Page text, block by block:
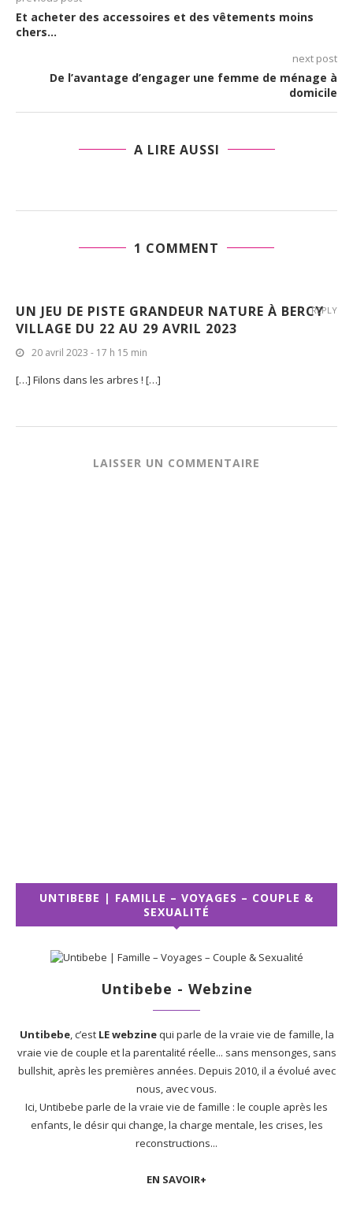
Et acheter des accessoires et des vêtements moins
chers…
next post
De l’avantage d’engager une femme de ménage à
domicile
A LIRE AUSSI
1 COMMENT
UN JEU DE PISTE GRANDEUR NATURE À BERCY
VILLAGE DU 22 AU 29 AVRIL 2023
20 avril 2023 - 17 h 15 min
[…] Filons dans les arbres ! […]
REPLY
LAISSER UN COMMENTAIRE
UNTIBEBE | FAMILLE – VOYAGES – COUPLE &
SEXUALITÉ
Untibebe - Webzine
Untibebe, c’est LE webzinequi parle de la vraie vie de famille, la
vraie vie de couple et la parentalité réelle... sans mensonges, sans
bullshit, après les premières années. Depuis 2010, il a évolué avec
nous, avec vous.
Ici, Untibebe parle de la vraie vie de famille : le couple après les
enfants, le désir qui change, la charge mentale, les crises, les
reconstructions...
EN SAVOIR+